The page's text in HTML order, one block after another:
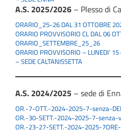
A.S. 2025/2026 – Plesso di
ORARIO_25-26 DAL 31 OTTOBRE
ORARIO PROVVISORIO CL DAL 06
ORARIO_SETTEMBRE_25_26
ORARIO PROVVISORIO – LUNEDI’ 15
– SEDE CALTANISSETTA
A.S. 2024/2025 – sede di
OR.-7-OTT.-2024-2025-7-senza-
OR.-30-SETT.-2024-2025-7-senza-
OR.-23-27-SETT.-2024-2025-